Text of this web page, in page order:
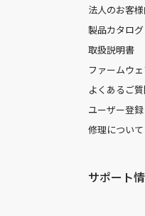
法人のお客
製品カタログ
取扱説明書
ファームウ
よくあるご
ユーザー登録
修理について
サポート